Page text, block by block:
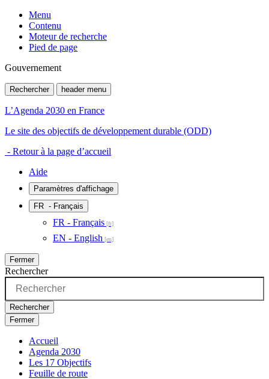
Menu
Contenu
Moteur de recherche
Pied de page
Gouvernement
Rechercher header menu
L’Agenda 2030 en France
Le site des objectifs de développement durable (ODD)
- Retour à la page d’accueil
Aide
Paramètres d'affichage
FR - Français
FR - Français
EN - English
Fermer
Rechercher
Rechercher
Fermer
Accueil
Agenda 2030
Les 17 Objectifs
Feuille de route